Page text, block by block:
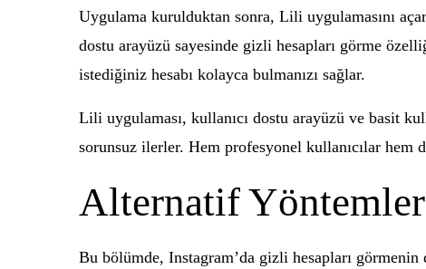
Uygulama kurulduktan sonra, Lili uygulamasını
dostu arayüzü sayesinde gizli hesapları görme
istediğiniz hesabı kolayca bulmanızı sağlar.
Lili uygulaması, kullanıcı dostu arayüzü ve basit
sorunsuz ilerler. Hem profesyonel kullanıcılar hem
Alternatif Yöntemler
Bu bölümde, Instagram’da gizli hesapları